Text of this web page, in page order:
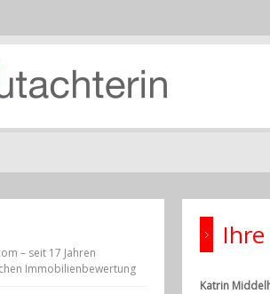
Katrin
– seit 17 Jahren
Immobilienbewertung